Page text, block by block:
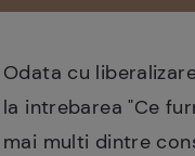
Odata cu
la intrebarea "Ce
mai multi dintre